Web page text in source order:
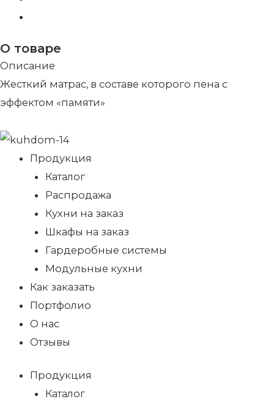
О товаре
Описание
Жесткий матрас, в составе которого пена с
эффектом «памяти»
Продукция
Каталог
Распродажа
Кухни на заказ
Шкафы на заказ
Гардеробные системы
Модульные кухни
Как заказать
Портфолио
О нас
Отзывы
Продукция
Каталог